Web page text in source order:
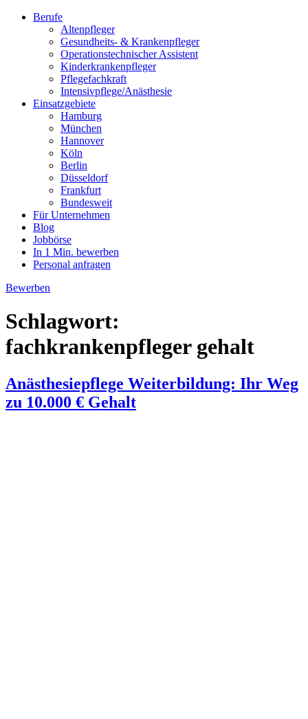
Berufe
Altenpfleger
Gesundheits- & Krankenpfleger
Operationstechnischer Assistent
Kinderkrankenpfleger
Pflegefachkraft
Intensivpflege/Anästhesie
Einsatzgebiete
Hamburg
München
Hannover
Köln
Berlin
Düsseldorf
Frankfurt
Bundesweit
Für Unternehmen
Blog
Jobbörse
In 1 Min. bewerben
Personal anfragen
Bewerben
Schlagwort:
fachkrankenpfleger gehalt
Anästhesiepflege Weiterbildung: Ihr Weg
zu 10.000 € Gehalt